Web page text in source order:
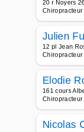
20 r Noyers
Chiropracteur
Julien
12 pl Jean
Chiropracteur
Elodie
161 cours
Chiropracteur
Nicolas